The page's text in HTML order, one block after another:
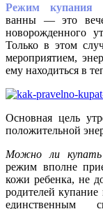
Режим купания
ванны — это
новорожденного
Только в этом
мероприятием,
ему находиться в
Основная цель
положительной
Можно ли купать
режим вполне
кожи ребенка, не
родителей
единственным